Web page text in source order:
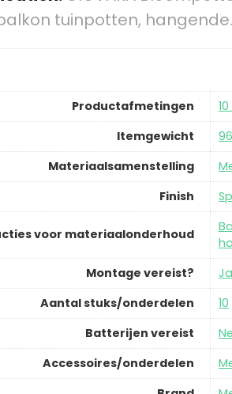
tuinpotten,
Productafmetingen
Itemgewicht
Materiaalsamenstelling
Finish
voor materiaalonderhoud
Montage vereist?
‎Ja
Aantal stuks/onderdelen
‎10
Batterijen vereist
Accessoires/onderdelen